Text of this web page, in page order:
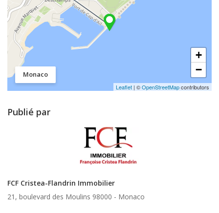
Monaco
+
−
Leaflet | ©OpenStreetMapcontributors
Publié par
FCF Cristea-Flandrin Immobilier
21, boulevard des Moulins 98000 - Monaco